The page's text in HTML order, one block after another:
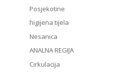
Posjekotine
higijena tijela
Nesanica
ANALNA REGIJA
Cirkulacija